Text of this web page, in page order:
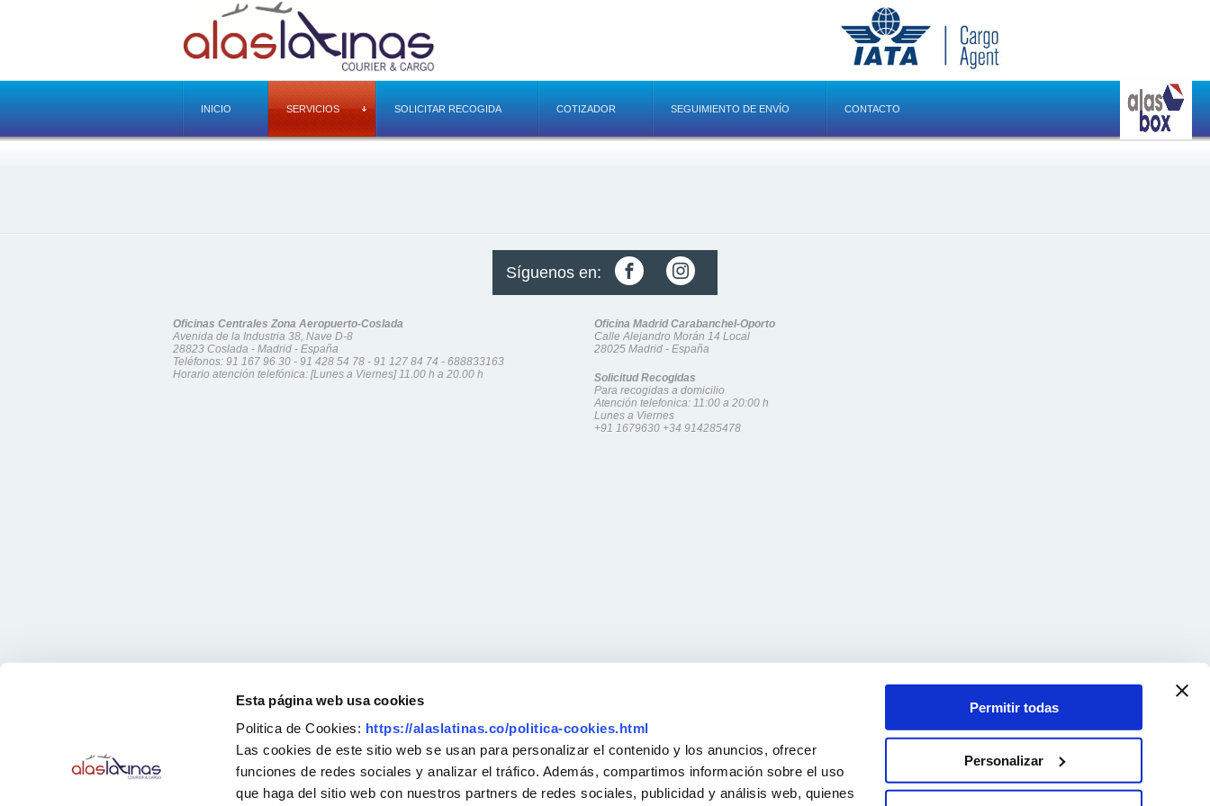
Esta página web usa cookies
Politica de Cookies: https://alaslatinas.co/politica-cookies.html
Las cookies de este sitio web se usan para personalizar el contenido y los anuncios, ofrecer
funciones de redes sociales y analizar el tráfico. Además, compartimos información sobre el uso
que haga del sitio web con nuestros partners de redes sociales, publicidad y análisis web, quienes
Permitir todas
Personalizar
INICIO SERVICIOS SOLICITAR RECOGIDA COTIZADOR SEGUIMIENTO DE ENVÍO CONTACTO
Síguenos en:
Oficinas Centrales Zona Aeropuerto-Coslada
Avenida de la Industria 38, Nave D-8
28823 Coslada - Madrid - España
Teléfonos: 91 167 96 30 - 91 428 54 78 - 91 127 84 74 - 688833163
Horario atención telefónica: [Lunes a Viernes] 11.00 h a 20.00 h
Oficina Madrid Carabanchel-Oporto
Calle Alejandro Morán 14 Local
28025 Madrid - España
Solicitud Recogidas
Para recogidas a domicilio
Atención telefonica: 11:00 a 20:00 h
Lunes a Viernes
+91 1679630 +34 914285478